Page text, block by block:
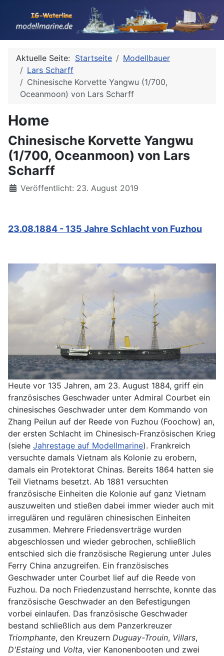
Aktuelle Seite: Startseite
Modellbauer
Lars Scharff
Chinesische Korvette Yangwu (1/700,
Oceanmoon) von Lars Scharff
Home
Chinesische Korvette Yangwu
(1/700, Oceanmoon) von Lars
Scharff
Details
Veröffentlicht: 23. August 2019
23.08.1884 - 135 Jahre Schlacht von Fuzhou
Heute vor 135 Jahren, am 23. August 1884, griff ein
französisches Geschwader unter Admiral Courbet ein
chinesisches Geschwader unter dem Kommando von
Zhang Peilun auf der Reede von Fuzhou (Foochow) an,
der ersten Schlacht im Chinesisch-Französischen Krieg
(siehe Jahrestage auf Modellmarine). Frankreich
versuchte damals Vietnam als Kolonie zu erobern,
damals ein Protektorat Chinas. Bereits 1864 hatten sie
Teil Vietnams besetzt. Ab 1881 versuchten
französische Einheiten die Kolonie auf ganz Vietnam
auszuweiten und stießen dabei immer wieder auch mit
irregulären und regulären chinesischen Einheiten
zusammen. Mehrere Friedensverträge wurden
abgeschlossen und wieder gebrochen, schließlich
entschied sich die französische Regierung unter Jules
Ferry China anzugreifen. Ein französisches
Geschwader unter Courbet lief auf die Reede von
Fuzhou. Da noch Friedenzustand herrschte, konnte das
französische Geschwader an den Befestigungen
vorbei einlaufen. Das französische Geschwader
bestand schließlich aus dem Panzerkreuzer
Triomphante, den Kreuzern Duguay-Trouin, Villars,
D'Estaing und Volta, vier Kanonenbooten und zwei